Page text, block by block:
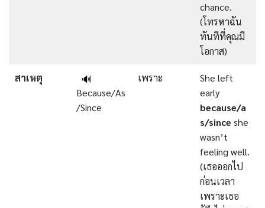
chance.
(โทรหาฉัน
ทันทีที่คุณมี
โอกาส)
สาเหตุ
🔊
Because/As
/Since
เพราะ
She left
early
because/a
s/since she
wasn’t
feeling well.
(เธอออกไป
ก่อนเวลา
เพราะเธอ